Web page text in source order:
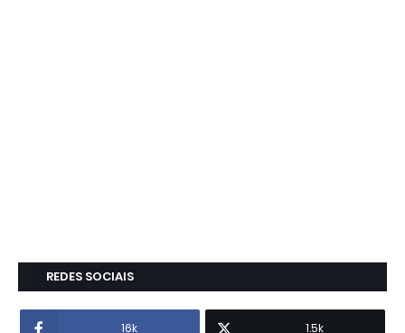
REDES SOCIAIS
16k 1.5k